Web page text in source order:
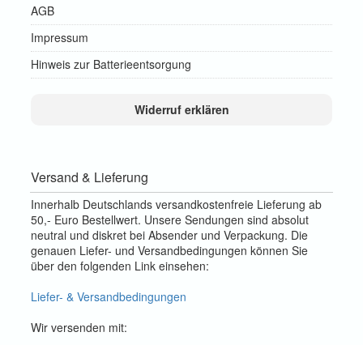
AGB
Impressum
Hinweis zur Batterieentsorgung
Widerruf erklären
Versand & Lieferung
Innerhalb Deutschlands versandkostenfreie Lieferung ab
50,- Euro Bestellwert. Unsere Sendungen sind absolut
neutral und diskret bei Absender und Verpackung. Die
genauen Liefer- und Versandbedingungen können Sie
über den folgenden Link einsehen:
Liefer- & Versandbedingungen
Wir versenden mit: